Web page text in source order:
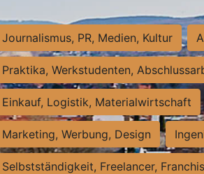
Journalismus, PR, Medien, Kultur
Praktika, Werkstudenten,
Einkauf, Logistik, Materialwirtschaft
Marketing, Werbung, Design
Selbstständigkeit, Freelancer,